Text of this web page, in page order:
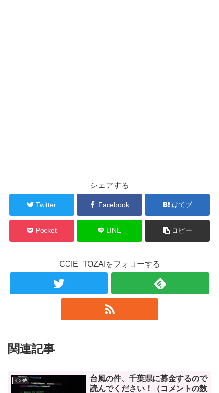
シェアする
Twitter Facebook はてブ
Pocket LINE コピー
CCIE_TOZAIをフォローする
関連記事
その他
台風の件、千葉県に募金するので
読んでください！（コメントの数